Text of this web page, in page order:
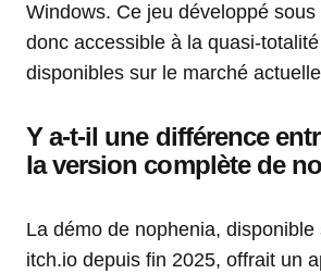
Windows. Ce jeu développé
donc accessible à la quasi-
disponibles sur le marché
Y a-t-il une différence
la version complète de
La démo de nophenia, disponible
itch.io depuis fin 2025, offrait un